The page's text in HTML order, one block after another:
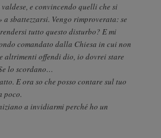
e convincendo quelli che si
sbattezzarsi. Vengo rimproverata: se
tutto questo disturbo? E mi
comandato dalla Chiesa in cui non
altrimenti offendi dio, io dovrei stare
lo scordano…
E ora so che posso contare sul tuo
poco.
a invidiarmi perché ho un